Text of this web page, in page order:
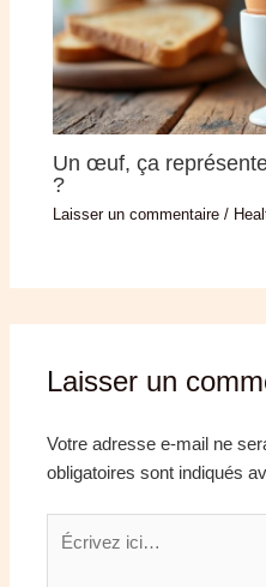
Un œuf, ça
?
Laisser un commentaire /
Laisser un
Votre adresse e-mail ne
obligatoires sont indiqués